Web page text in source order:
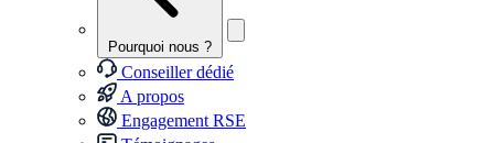
Pourquoi nous ?
Conseiller dédié
A propos
Engagement RSE